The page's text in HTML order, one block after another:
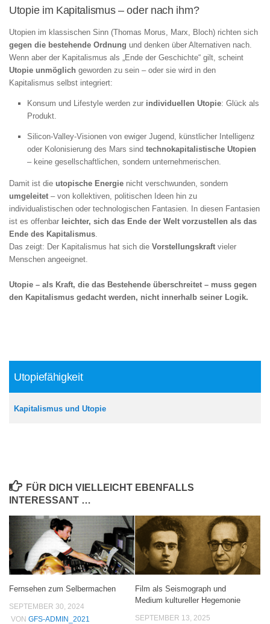
Utopie im Kapitalismus – oder nach ihm?
Utopien im klassischen Sinn (Thomas Morus, Marx, Bloch) richten sich
gegen die bestehende Ordnung und denken über Alternativen nach.
Wenn aber der Kapitalismus als „Ende der Geschichte“ gilt, scheint
Utopie unmöglich geworden zu sein – oder sie wird in den
Kapitalismus selbst integriert:
Konsum und Lifestyle werden zur individuellen Utopie: Glück als
Produkt.
Silicon-Valley-Visionen von ewiger Jugend, künstlicher Intelligenz
oder Kolonisierung des Mars sind technokapitalistische Utopien
– keine gesellschaftlichen, sondern unternehmerischen.
Damit ist die utopische Energie nicht verschwunden, sondern
umgeleitet – von kollektiven, politischen Ideen hin zu
individualistischen oder technologischen Fantasien. In diesen Fantasien
ist es offenbar leichter, sich das Ende der Welt vorzustellen als das
Ende des Kapitalismus
Das zeigt: Der Kapitalismus hat sich die Vorstellungskraft vieler
Menschen angeeignet.
Utopie – als Kraft, die das Bestehende überschreitet – muss gegen
den Kapitalismus gedacht werden, nicht innerhalb seiner Logik.
Utopiefähigkeit
Kapitalismus und Utopie
FÜR DICH VIELLEICHT EBENFALLS
INTERESSANT …
Fernsehen zum Selbermachen
SEPTEMBER 30, 2024
VON GFS-ADMIN_2021
Film als Seismograph und
Medium kultureller Hegemonie
SEPTEMBER 13, 2025